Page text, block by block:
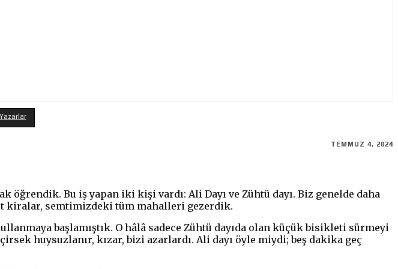
Yazarlar
TEMMUZ 4, 2024
Bu iş yapan iki kişi vardı: Ali Dayı ve Zühtü dayı. Biz genelde daha
kiralar, semtimizdeki tüm mahalleri gezerdik.
başlamıştık. O hâlâ sadece Zühtü dayıda olan küçük bisikleti sürmeyi
huysuzlanır, kızar, bizi azarlardı. Ali dayı öyle miydi; beş dakika geç